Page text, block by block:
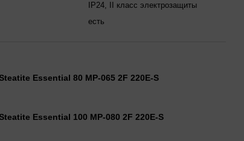
IP24, II класс электрозащиты
есть
Essential 80 MP-065 2F 220E-S
Essential 100 MP-080 2F 220E-S